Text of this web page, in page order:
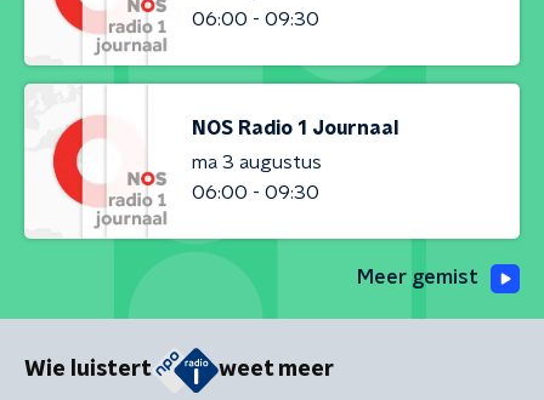
06:00 - 09:30
NOS Radio 1 Journaal
ma 3 augustus
06:00 - 09:30
Meer gemist
Wie luistert weet meer